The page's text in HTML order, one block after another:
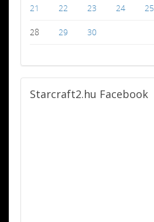
21 22 23 24 25
28 29 30
Starcraft2.hu Facebook